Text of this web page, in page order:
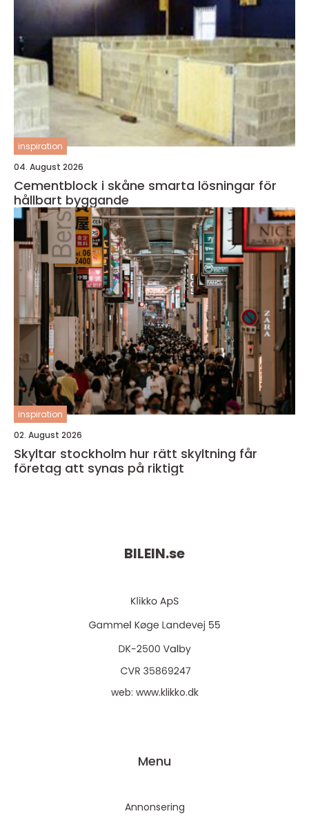
inspiration
04. August 2026
Cementblock i skåne smarta lösningar för
hållbart byggande
inspiration
02. August 2026
Skyltar stockholm hur rätt skyltning får
företag att synas på riktigt
BILEIN.se
web: www.klikko.dk
Menu
Annonsering